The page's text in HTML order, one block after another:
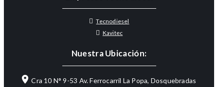
Tecnodiesel
Kavitec
Nuestra Ubicación:
Cra 10 N° 9-53 Av. Ferrocarril La Popa, Dosquebradas